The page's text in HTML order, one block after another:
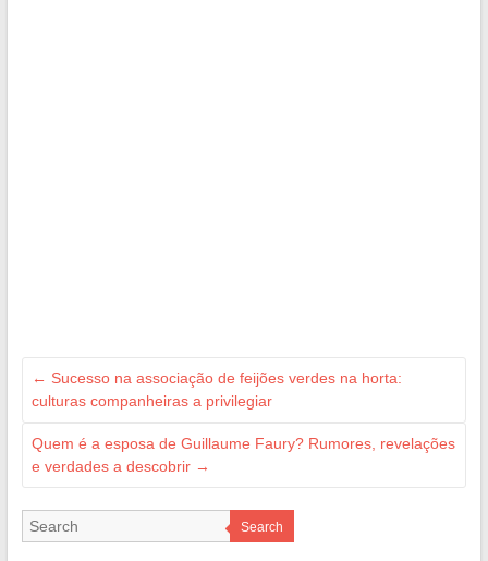
← Sucesso na associação de feijões verdes na horta:
culturas companheiras a privilegiar
Quem é a esposa de Guillaume Faury? Rumores, revelações
e verdades a descobrir →
Search